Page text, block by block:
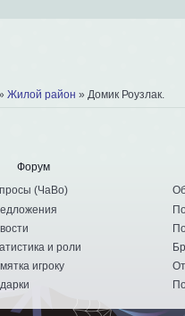
Жилой район » Домик Роузлак.
Форум
(ЧаВо)
и роли
игроку